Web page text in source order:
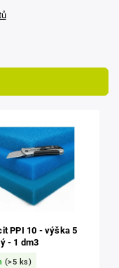
PPI 10 - výška 5
- 1 dm3
(>5 ks)